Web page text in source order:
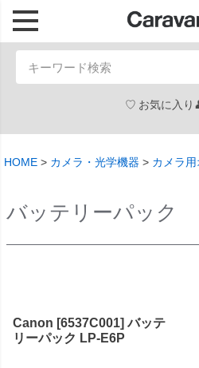
お気に入り
HOME カメラ・光学機器 カメラ
バッテリーパック
Canon [6537C001] バッテ
リーパック LP-E6P